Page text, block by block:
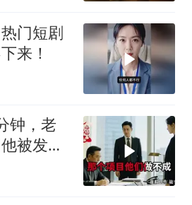
门短剧
来！
钟，老
被发配